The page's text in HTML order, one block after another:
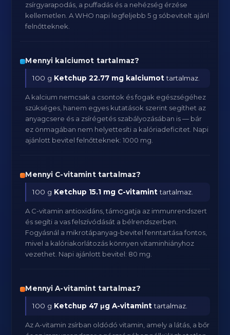
zsírgyarapodás, a puffadás és a nehézség érzése
kellemetlen. A WHO napi legfeljebb 5 g sóbevitelt ajánl
felnőtteknek.
Mennyi kalciumot tartalmaz?
100 g Ketchup 22.77 mg kalciumottartalmaz.
A kalcium nemcsak a csontok és fogak egészségéhez
szükséges, hanem egyes kutatások szerint segíthet az
anyagcsere és a zsírégetés szabályozásában is — bár
ez önmagában nem helyettesíti a kalóriadeficitet. Napi
ajánlott bevitel felnőtteknek: 1000 mg.
Mennyi C-vitamint tartalmaz?
100 g Ketchup 15.1 mg C-vitaminttartalmaz.
A C-vitamin antioxidáns, támogatja az immunrendszert
és segíti a vas felszívódását a bélrendszerben.
Fogyásnál a mikrotápanyag-bevitel fenntartása fontos,
mivel a kalóriakorlátozás könnyen vitaminhiányhoz
vezethet. Napi ajánlott bevitel: 80 mg.
Mennyi A-vitamint tartalmaz?
100 g Ketchup 47 μg A-vitaminttartalmaz.
Az A-vitamin zsírban oldódó vitamin, amely a látás, a bőr